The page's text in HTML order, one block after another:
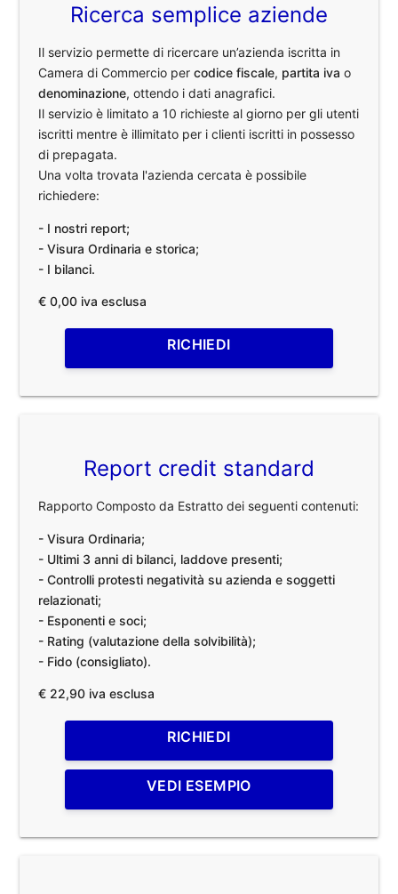
Ricerca semplice aziende
Il servizio permette di ricercare un’azienda iscritta in
Camera di Commercio percodice fiscale, partita iva o
denominazione, ottendo i dati anagrafici.
Il servizio è limitato a 10 richieste al giorno per gli utenti
iscritti mentre è illimitato per i clienti iscritti in possesso
di prepagata.
Una volta trovata l'azienda cercata è possibile
richiedere:
- I nostri report;
- Visura Ordinaria e storica;
- I bilanci.
€ 0,00 iva esclusa
RICHIEDI
Report credit standard
Rapporto Composto da Estratto dei seguenti contenuti:
- Visura Ordinaria;
- Ultimi 3 anni di bilanci, laddove presenti;
- Controlli protesti negatività su azienda e soggetti
relazionati;
- Esponenti e soci;
- Rating (valutazione della solvibilità);
- Fido (consigliato).
€ 22,90 iva esclusa
RICHIEDI
VEDI ESEMPIO